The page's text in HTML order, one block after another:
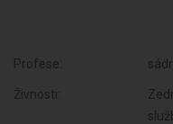
Profese:
Živnosti: